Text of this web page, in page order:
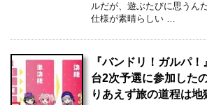
ルだが、遊ぶたびに思うん
仕様が素晴らしい …
『バンドリ！ガルパ
台2次予選に参加した
りあえず旅の道程は地